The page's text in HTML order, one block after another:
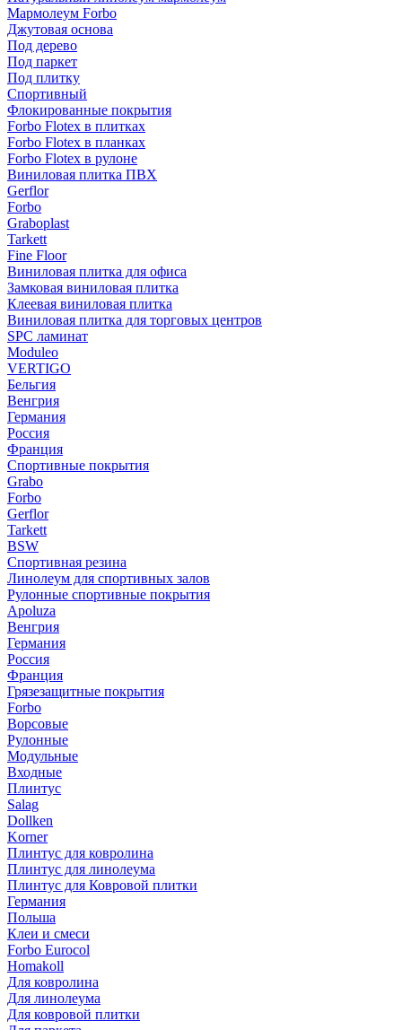
Мармолеум Forbo
Джутовая основа
Под дерево
Под паркет
Под плитку
Спортивный
Флокированные покрытия
Forbo Flotex в плитках
Forbo Flotex в планках
Forbo Flotex в рулоне
Виниловая плитка ПВХ
Gerflor
Forbo
Graboplast
Tarkett
Fine Floor
Виниловая плитка для офиса
Замковая виниловая плитка
Клеевая виниловая плитка
Виниловая плитка для торговых центров
SPC ламинат
Moduleo
VERTIGO
Бельгия
Венгрия
Германия
Россия
Франция
Спортивные покрытия
Grabo
Forbo
Gerflor
Tarkett
BSW
Спортивная резина
Линолеум для спортивных залов
Рулонные спортивные покрытия
Apoluza
Венгрия
Германия
Россия
Франция
Грязезащитные покрытия
Forbo
Ворсовые
Рулонные
Модульные
Входные
Плинтус
Salag
Dollken
Korner
Плинтус для ковролина
Плинтус для линолеума
Плинтус для Ковровой плитки
Германия
Польша
Клеи и смеси
Forbo Eurocol
Homakoll
Для ковролина
Для линолеума
Для ковровой плитки